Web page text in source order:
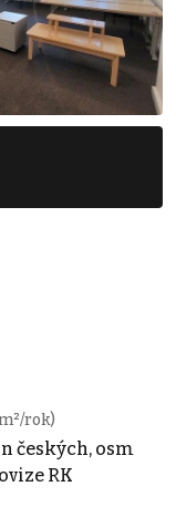
rok)
českých, osm
RK